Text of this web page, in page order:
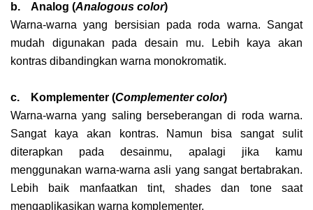
b. Analog (Analogous color)
Warna-warna yang bersisian pada roda warna. Sangat
mudah digunakan pada desain mu. Lebih kaya akan
kontras dibandingkan warna monokromatik.
c. Komplementer (Complementer color)
Warna-warna yang saling berseberangan di roda warna.
Sangat kaya akan kontras. Namun bisa sangat sulit
diterapkan pada desainmu, apalagi jika kamu
menggunakan warna-warna asli yang sangat bertabrakan.
Lebih baik manfaatkan tint, shades dan tone saat
mengaplikasikan warna komplementer.